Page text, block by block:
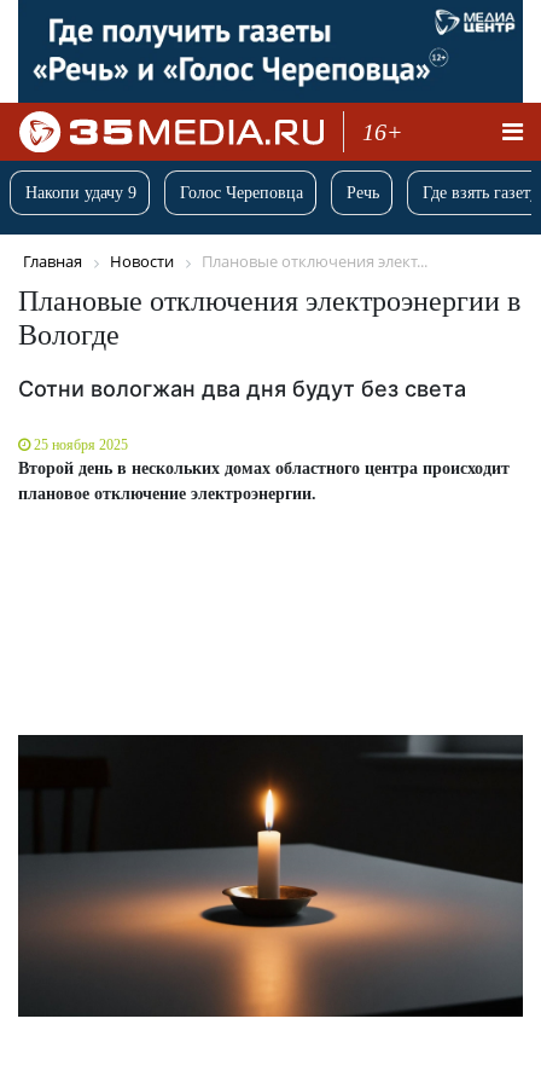
16+
Накопи удачу 9 Голос Череповца Речь Где взять
Главная Новости Плановые отключения элект...
Плановые отключения электроэнергии в
Вологде
Сотни вологжан два дня будут без света
25 ноября 2025
Второй день в нескольких домах областного центра происходит
плановое отключение электроэнергии.